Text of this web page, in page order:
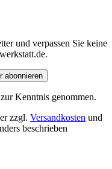
und verpassen Sie keine
abonnieren
zur Kenntnis genommen.
zzgl. Versandkosten und
beschrieben